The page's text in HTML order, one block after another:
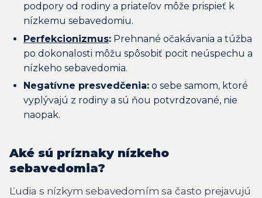
podpory od rodiny a priateľov môže prispieť k
nízkemu sebavedomiu.
Perfekcionizmus: Prehnané očakávania a túžba
po dokonalosti môžu spôsobiť pocit neúspechu a
nízkeho sebavedomia.
Negatívne presvedčenia: o sebe samom, ktoré
vyplývajú z rodiny a sú ňou potvrdzované, nie
naopak.
Aké sú príznaky nízkeho
sebavedomia?
Ľudia s nízkym sebavedomím sa často prejavujú